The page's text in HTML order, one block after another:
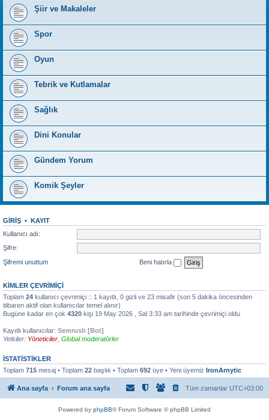
Şiir ve Makaleler
Spor
Oyun
Tebrik ve Kutlamalar
Sağlık
Dini Konular
Gündem Yorum
Komik Şeyler
GIRIŞ • KAYIT
Kullanıcı adı:
Şifre:
Şifremi unuttum
Beni hatırla
KIMLER ÇEVRIMIÇI
Toplam 24 kullanıcı çevrimiçi :: 1 kayıtlı, 0 gizli ve 23 misafir (son 5 dakika öncesinden
itibaren aktif olan kullanıcılar temel alınır)
Bugüne kadar en çok 4320 kişi 19 May 2026 , Sal 3:33 am tarihinde çevrimiçi oldu
Kayıtlı kullanıcılar: Semrush [Bot]
Yetkiler: Yöneticiler Global moderatörler
İSTATISTIKLER
Toplam 715 mesaj • Toplam 22 başlık • Toplam 692 üye • Yeni üyemiz IronArnytic
Ana sayfa Forum ana sayfa Tüm zamanlar UTC+03:00
Powered by phpBB® Forum Software © phpBB Limited